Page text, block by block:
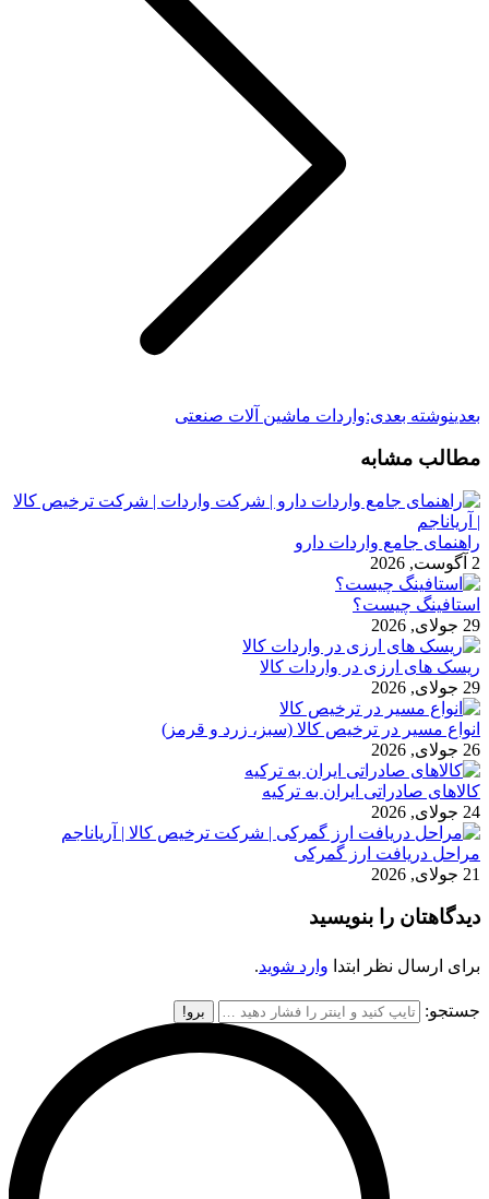
بعدینوشته بعدی:واردات ماشین آلات صنعتی
مطالب مشابه
راهنمای جامع واردات دارو
2 آگوست, 2026
استافینگ چیست؟
29 جولای, 2026
ریسک های ارزی در واردات کالا
29 جولای, 2026
انواع مسیر در ترخیص کالا (سبز، زرد و قرمز)
26 جولای, 2026
کالاهای صادراتی ایران به ترکیه
24 جولای, 2026
مراحل دریافت ارز گمرکی
21 جولای, 2026
دیدگاهتان را بنویسید
برای ارسال نظر ابتدا وارد شوید.
جستجو: